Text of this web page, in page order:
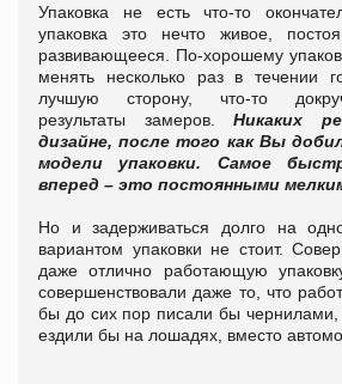
Упаковка не есть что-то
упаковка это нечто живое,
развивающееся. По-хорошему
менять несколько раз в течении
лучшую сторону, что-то
результаты замеров.Никаких
дизайне, после того как Вы
модели упаковки. Самое
вперед – это постоянными
Но и задерживаться долго на
вариантом упаковки не стоит.
даже отлично работающую
совершенствовали даже то, что
бы до сих пор писали бы чернилами,
ездили бы на лошадях, вместо